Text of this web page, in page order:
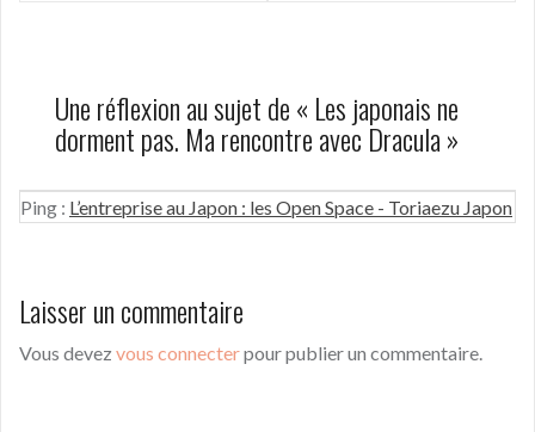
Une réflexion au sujet de « Les japonais ne
dorment pas. Ma rencontre avec Dracula»
Ping : L’entreprise au Japon : les Open Space - Toriaezu Japon
Laisser un commentaire
Vous devez vous connecterpour publier un commentaire.